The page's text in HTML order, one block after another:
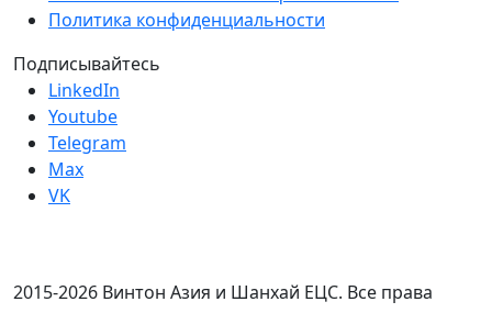
Политика конфиденциальности
Подписывайтесь
LinkedIn
Youtube
Telegram
Max
VK
2015-2026 Винтон Азия и Шанхай ЕЦС. Все права